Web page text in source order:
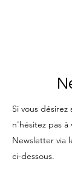
Si vous désirez
n'hésitez pas à
Newsletter via
ci-dessous.